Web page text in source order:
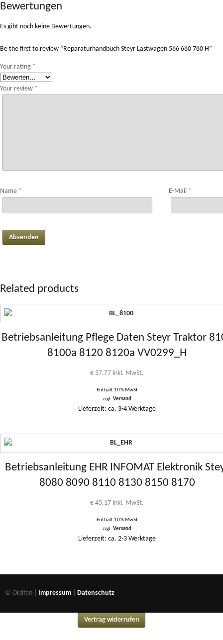
Bewertungen
Es gibt noch keine Bewertungen.
Be the first to review “Reparaturhandbuch Steyr Lastwagen 586 680 780 H”
Your rating *
Your review *
Name * E-Mail *
Related products
Betriebsanleitung Pflege Daten Steyr Traktor
8100a 8120 8120a VV0299_H
€ 57,77 inkl. MwSt.
Enthält 10% MwSt
zzgl.Versand
Lieferzeit: ca. 3-4 Werktage
Betriebsanleitung EHR INFOMAT Elektronik
8080 8090 8110 8130 8150 8170
€ 45,17 inkl. MwSt.
Enthält 10% MwSt
zzgl.Versand
Lieferzeit: ca. 2-3 Werktage
© Oldifan | Impressum Datenschutz
Vertrag widerrufen